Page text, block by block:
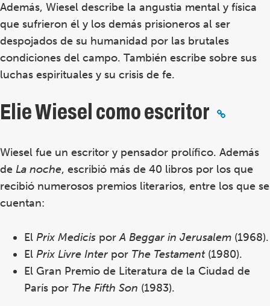
Además, Wiesel describe la angustia mental y física
que sufrieron él y los demás prisioneros al ser
despojados de su humanidad por las brutales
condiciones del campo. También escribe sobre sus
luchas espirituales y su crisis de fe.
Elie Wiesel como escritor
Wiesel fue un escritor y pensador prolífico. Además
de La noche, escribió más de 40 libros por los que
recibió numerosos premios literarios, entre los que se
cuentan:
El Prix Medicis porA Beggar in Jerusalem (1968).
El Prix Livre Inter por The Testament (1980).
El Gran Premio de Literatura de la Ciudad de
París por The Fifth Son (1983).